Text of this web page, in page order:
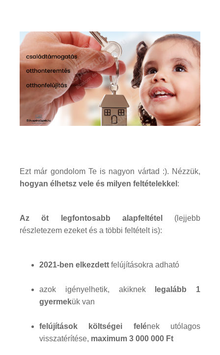
Ezt már gondolom Te is nagyon vártad :). Nézzük,
hogyan élhetsz vele és milyen feltételekkel :
Az öt legfontosabb alapfeltétel
(lejjebb
részletezem ezeket és a többi feltételt is):
2021-ben elkezdett felújításokra adható
azok igényelhetik, akiknek
legalább 1
gyermekük van
felújítások költségei felének utólagos
visszatérítése, maximum 3 000 000 Ft